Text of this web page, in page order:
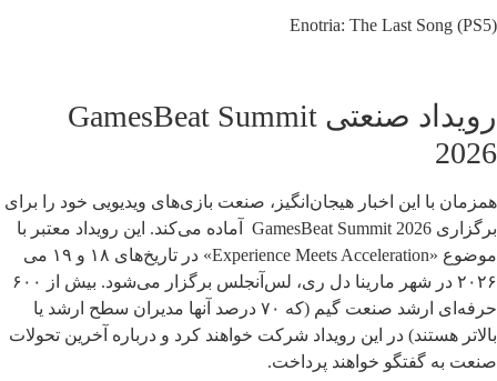
Enotria: The Last Song (PS5)
رویداد صنعتی GamesBeat Summit
2026
همزمان با این اخبار هیجان‌انگیز، صنعت بازی‌های ویدیویی خود را برای
برگزاری GamesBeat Summit 2026 آماده می‌کند. این رویداد معتبر با
موضوع «Experience Meets Acceleration» در تاریخ‌های ۱۸ و ۱۹ می
۲۰۲۶ در شهر مارینا دل ری، لس‌آنجلس برگزار می‌شود. بیش از ۶۰۰
حرفه‌ای ارشد صنعت گیم (که ۷۰ درصد آنها مدیران سطح ارشد یا
بالاتر هستند) در این رویداد شرکت خواهند کرد و درباره آخرین تحولات
صنعت به گفتگو خواهند پرداخت.